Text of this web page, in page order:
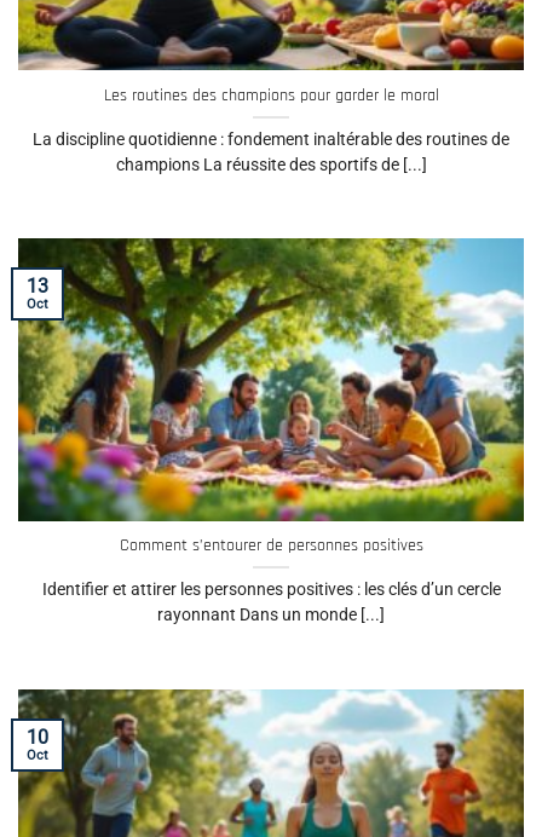
Les routines des champions pour garder le moral
La discipline quotidienne : fondement inaltérable des routines de
champions La réussite des sportifs de [...]
Comment s’entourer de personnes positives
Identifier et attirer les personnes positives : les clés d’un cercle
rayonnant Dans un monde [...]
13
Oct
10
Oct